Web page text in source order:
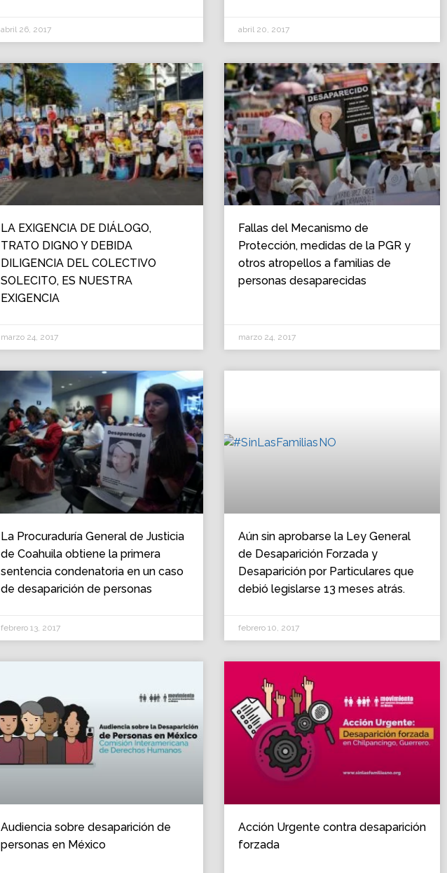
abril 26, 2017 abril 20, 2017
LA EXIGENCIA DE DIÁLOGO,
TRATO DIGNO Y DEBIDA
DILIGENCIA DEL COLECTIVO
SOLECITO, ES NUESTRA
EXIGENCIA
marzo 24, 2017
Fallas del Mecanismo de
Protección, medidas de la PGR y
otros atropellos a familias de
personas desaparecidas
marzo 24, 2017
La Procuraduría General de Justicia
de Coahuila obtiene la primera
sentencia condenatoria en un caso
de desaparición de personas
febrero 13, 2017
Aún sin aprobarse la Ley General
de Desaparición Forzada y
Desaparición por Particulares que
debió legislarse 13 meses atrás.
febrero 10, 2017
Audiencia sobre desaparición de
personas en México
Acción Urgente contra desaparición
forzada